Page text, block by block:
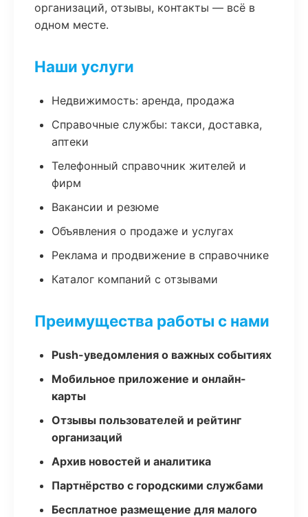
организаций, отзывы, контакты — всё в
одном месте.
Наши услуги
Недвижимость: аренда, продажа
Справочные службы: такси, доставка,
аптеки
Телефонный справочник жителей и
фирм
Вакансии и резюме
Объявления о продаже и услугах
Реклама и продвижение в справочнике
Каталог компаний с отзывами
Преимущества работы с нами
Push-уведомления о важных событиях
Мобильное приложение и онлайн-
карты
Отзывы пользователей и рейтинг
организаций
Архив новостей и аналитика
Партнёрство с городскими службами
Бесплатное размещение для малого